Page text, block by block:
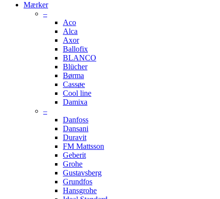
Mærker
–
Aco
Alca
Axor
Ballofix
BLANCO
Blücher
Børma
Cassøe
Cool line
Damixa
–
Danfoss
Dansani
Duravit
FM Mattsson
Geberit
Grohe
Gustavsberg
Grundfos
Hansgrohe